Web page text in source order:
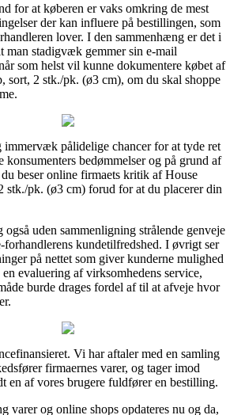
for at køberen er vaks omkring de mest
der kan influere på bestillingen, som
lover. I den sammenhæng er det i
man stadigvæk gemmer sin e-mail
som helst vil kunne dokumentere købet af
sort, 2 stk./pk. (ø3 cm), om du skal shoppe
pålidelige chancer for at tyde ret
konsumenters bedømmelser og på grund af
beser online firmaets kritik af House
stk./pk. (ø3 cm) forud for at du placerer din
uden sammenligning strålende genveje
kundetilfredshed. I øvrigt ser
på nettet som giver kunderne mulighed
evaluering af virksomhedens service,
burde drages fordel af til at afveje hvor
Vi har aftaler med en samling
firmaernes varer, og tager imod
en af vores brugere fuldfører en bestilling.
varer og online shops opdateres nu og da,